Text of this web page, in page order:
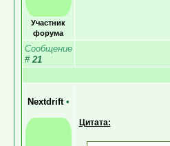
Участник
форума
Сообщение
# 21
Nextdrift •
Цитата: